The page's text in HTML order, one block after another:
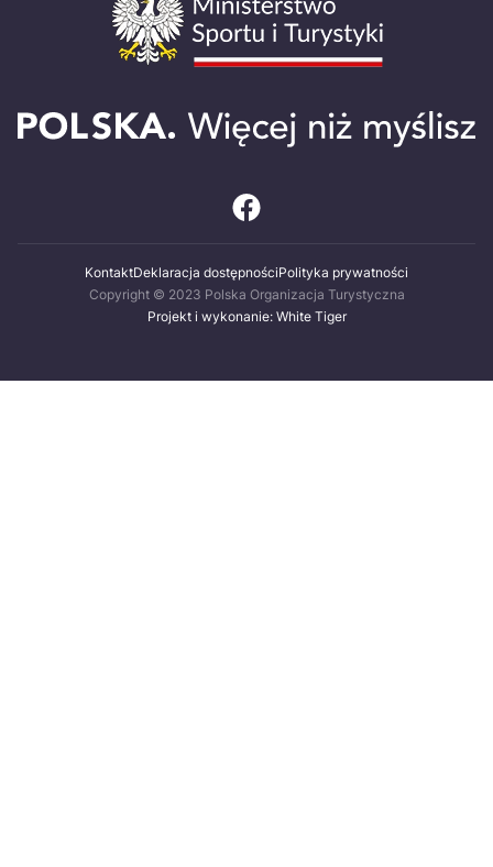
KontaktDeklaracja dostępnościPolityka prywatności
Copyright © 2023 Polska Organizacja Turystyczna
Projekt i wykonanie: White Tiger